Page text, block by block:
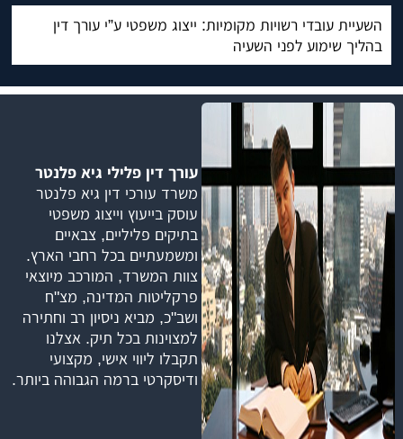
השעיית עובדי רשויות מקומיות: ייצוג משפטי ע”י עורך דין
בהליך שימוע לפני השעיה
עורך דין פלילי גיא פלנטר
משרד עורכי דין גיא פלנטר
עוסק בייעוץ וייצוג משפטי
בתיקים פליליים, צבאיים
ומשמעתיים בכל רחבי הארץ.
צוות המשרד, המורכב מיוצאי
פרקליטות המדינה, מצ"ח
ושב"כ, מביא ניסיון רב וחתירה
למצוינות בכל תיק. אצלנו
תקבלו ליווי אישי, מקצועי
ודיסקרטי ברמה הגבוהה ביותר.